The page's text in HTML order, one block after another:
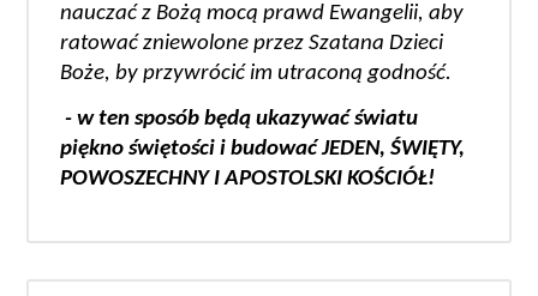
nauczać z Bożą mocą prawd Ewangelii, aby
ratować zniewolone przez Szatana Dzieci
Boże, by przywrócić im utraconą godność.
- w ten sposób będą ukazywać światu
piękno świętości i budować JEDEN, ŚWIĘTY,
POWOSZECHNY I APOSTOLSKI KOŚCIÓŁ!